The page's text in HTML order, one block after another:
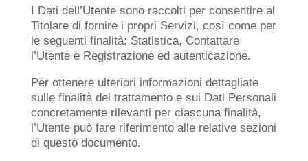
I Dati dell’Utente sono raccolti per consentire al
Titolare di fornire i propri Servizi, così come per
le seguenti finalità: Statistica, Contattare
l’Utente e Registrazione ed autenticazione.
Per ottenere ulteriori informazioni dettagliate
sulle finalità del trattamento e sui Dati Personali
concretamente rilevanti per ciascuna finalità,
l’Utente può fare riferimento alle relative sezioni
di questo documento.